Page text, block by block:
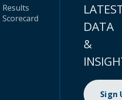
Results
Scorecard
DATA
&
Sign